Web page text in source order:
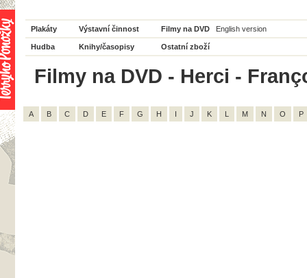
Plakáty Výstavní činnost Filmy na DVD English version
Hudba Knihy/časopisy Ostatní zboží
Filmy na DVD - Herci -
A B C D E F G H I J K L M N O P